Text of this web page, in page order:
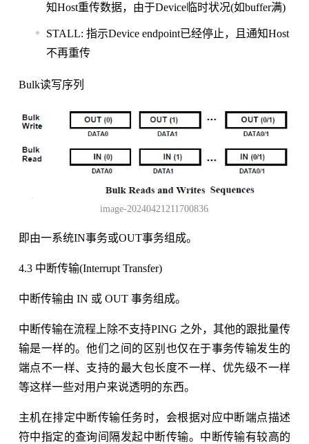
知Host重传数据，由于Device临时状况(如buffer满)
STALL: 指示Device endpoint已经停止，且通知Host
不再重传
Bulk读写序列
image-20240421211700836
即由一系统IN事务或OUT事务组成。
4.3 中断传输(Interrupt Transfer)
中断传输由 IN 或 OUT 事务组成。
中断传输在流程上除不支持PING 之外，其他的跟批量传
输是一样的。他们之间的区别也仅在于事务传输发生的
端点不一样、支持的最大包长度不一样、优先级不一样
等这样一些对用户来说透明的东西。
主机在排定中断传输任务时，会根据对应中断端点描述
符中指定的查询间隔发起中断传输。中断传输有较高的